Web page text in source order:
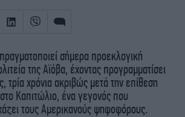
πραγματοποιεί σήμερα προεκλογική
της Αϊόβα, έχοντας προγραμματίσει
τρία χρόνια ακριβώς μετά την επίθεση
Καπιτώλιο, ένα γεγονός που
τους Αμερικανούς ψηφοφόρους.